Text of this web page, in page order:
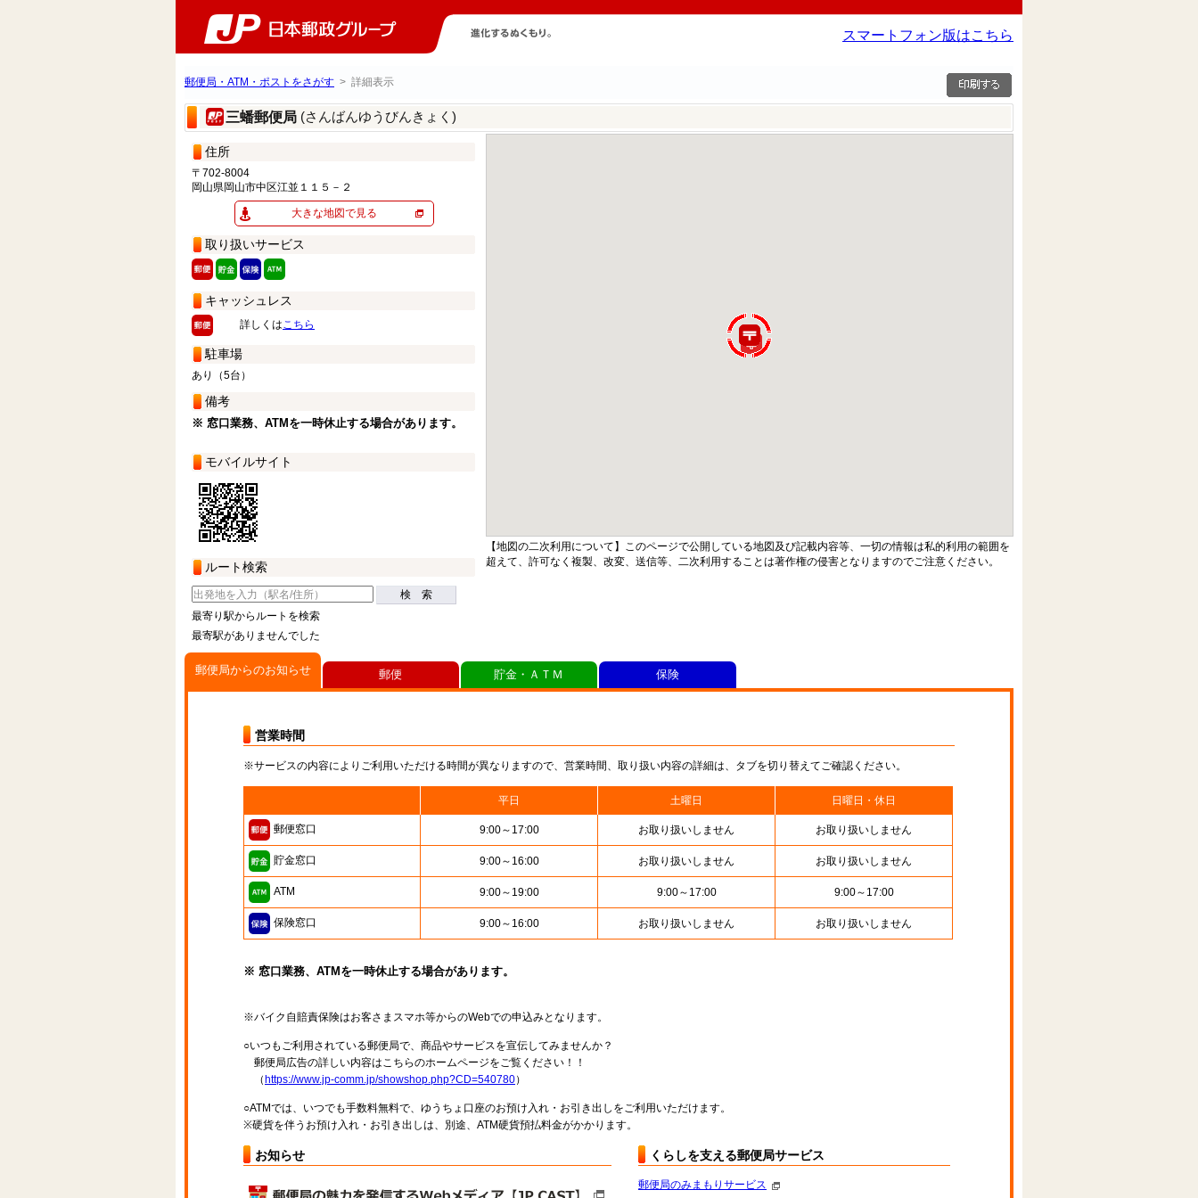
スマートフォン版はこちら
郵便局・ATM・ポストをさがす > 詳細表示
三蟠郵便局 (さんばんゆうびんきょく)
住所
〒702-8004
岡山県岡山市中区江並１１５－２
大きな地図で見る
取り扱いサービス
キャッシュレス
詳しくはこちら
駐車場
あり（5台）
備考
※ 窓口業務、ATMを一時休止する場合があります。
モバイルサイト
ルート検索
検 索
最寄り駅からルートを検索
最寄駅がありませんでした
【地図の二次利用について】このページで公開している地図及び記載内容等、一切の情報は私的利用の範囲を
超えて、許可なく複製、改変、送信等、二次利用することは著作権の侵害となりますのでご注意ください。
郵便局からのお知らせ
営業時間
※サービスの内容によりご利用いただける時間が異なりますので、営業時間、取り扱い内容の詳細は、タブを切り替えてご確認ください。
平日 土曜日 日曜日・休日
郵便窓口 9:00～17:00 お取り扱いしません お取り扱いしません
貯金窓口 9:00～16:00 お取り扱いしません お取り扱いしません
ATM 9:00～19:00 9:00～17:00 9:00～17:00
保険窓口 9:00～16:00 お取り扱いしません お取り扱いしません
※ 窓口業務、ATMを一時休止する場合があります。
※バイク自賠責保険はお客さまスマホ等からのWebでの申込みとなります。
○いつもご利用されている郵便局で、商品やサービスを宣伝してみませんか？
郵便局広告の詳しい内容はこちらのホームページをご覧ください！！
（ https://www.jp-comm.jp/showshop.php?CD=540780）
○ATMでは、いつでも手数料無料で、ゆうちょ口座のお預け入れ・お引き出しをご利用いただけます。
※硬貨を伴うお預け入れ・お引き出しは、別途、ATM硬貨預払料金がかかります。
お知らせ くらしを支える郵便局サービス
郵便局のみまもりサービス
郵便 貯金・ＡＴＭ 保険